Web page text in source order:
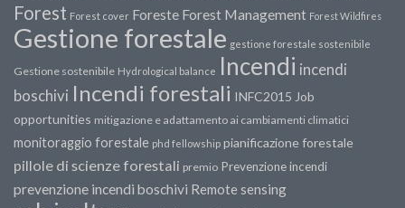
Forest Forest cover Foreste Forest Management Forest Wildfires
Gestione forestale gestione forestale sostenibile
Gestione sostenibile Hydrological balance Incendi incendi
boschivi Incendi forestali INFC2015 Job
opportunities mitigazione e adattamento ai cambiamenti climatici
monitoraggio forestale phd fellowship pianificazione forestale
pillole di scienze forestali premio Prevenzione incendi
prevenzione incendi boschivi Remote sensing